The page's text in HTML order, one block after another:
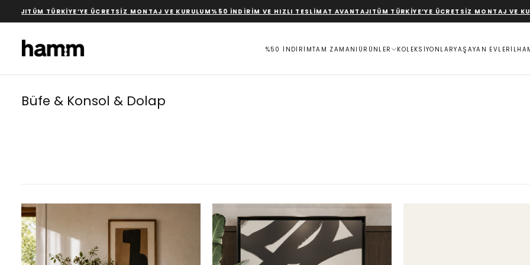
İÇERIĞE
GEÇ
ÜCRETSIZ MONTAJ VE KURULUM%50 İNDIRIM VE HIZLI TESLIMAT AVANTAJITÜM TÜRKIYE’YE ÜCRETSIZ MONTAJ VE KURULUM%50
%50 İNDİRİMTAM ZAMANI ÜRÜNLER KOLEKSİYONLARYAŞAYAN EVLER
Büfe & Konsol & Dolap